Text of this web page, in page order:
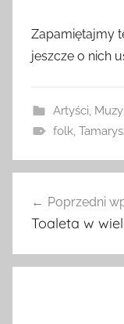
Zapamiętajmy
jeszcze o nich
Artyści
folk,
wpisu
Poprzedni
Toaleta w